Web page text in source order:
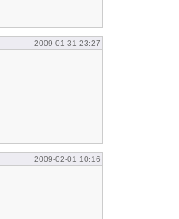
2009-01-31 23:27
2009-02-01 10:16